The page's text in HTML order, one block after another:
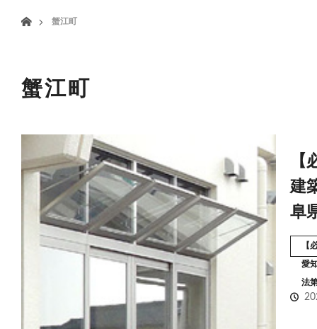
蟹江町
蟹江町
【
建
阜
【
愛
法